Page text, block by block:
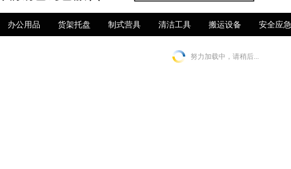
办公用品 货架托盘 制式营具 清洁工具 搬运设备 安全应急
努力加载中，请稍后...